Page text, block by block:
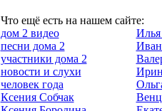
Что ещё есть на нашем сайте:
дом 2 видео
песни дома 2
участники дома 2
новости и слухи
человек года
Ксения Собчак
Иван